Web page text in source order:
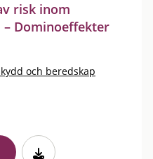
risk inom
Dominoeffekter
och beredskap